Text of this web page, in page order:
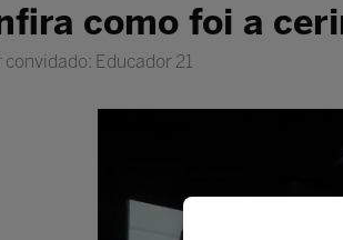
como foi a
convidado: Educador 21